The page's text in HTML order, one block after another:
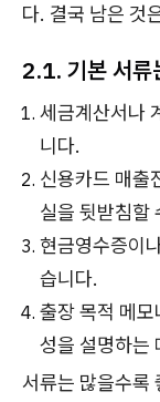
다. 결국 남은 것
2.1. 기본 서류
세금계산서나
니다.
신용카드 매출
실을 뒷받침할
현금영수증이
습니다.
출장 목적 메
성을 설명하는
서류는 많을수록